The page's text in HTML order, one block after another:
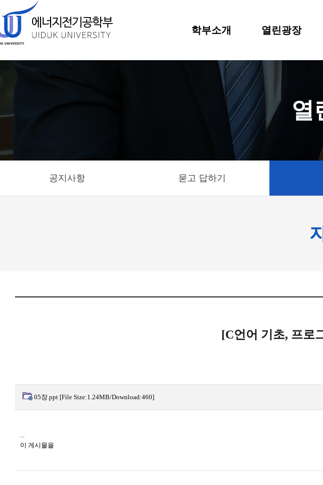
학부소개 열린광장
열
공지사항 묻고 답하기
[C언어 기초, 프로
05장.ppt [File Size:1.24MB/Download:460]
...
이 게시물을